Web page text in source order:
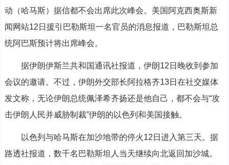
动（哈马斯）据信都不会出席此次峰会。美国阿克西奥斯新
闻网站12日援引巴勒斯坦一名官员的消息报道，巴勒斯坦总
统阿巴斯预计将出席峰会。
据伊朗伊斯兰共和国通讯社报道，伊朗12日晚收到参加
会议的邀请。不过，伊朗外交部长阿拉格齐13日在社交媒体
发文称，无论伊朗总统佩泽希齐扬还是他自己，都不会与“攻
击伊朗人民并威胁制裁”伊朗的以色列和美国接触。
以色列与哈马斯在加沙地带的停火12日进入第三天。据
路透社报道，数千名巴勒斯坦人当天继续向北返回加沙城。